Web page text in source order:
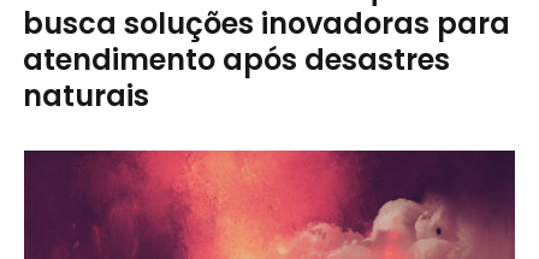
busca soluções inovadoras para
atendimento após desastres
naturais